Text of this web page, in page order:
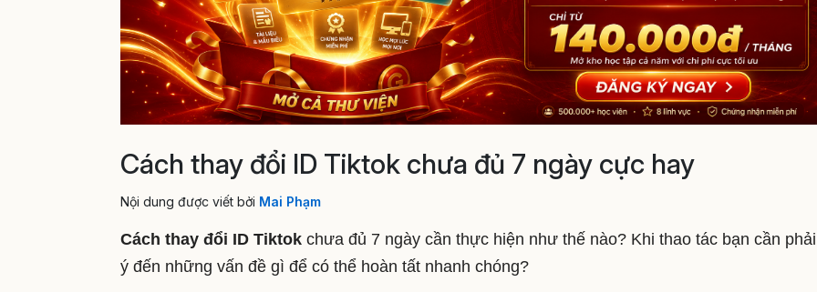
Cách thay đổi ID Tiktok chưa đủ 7 ngày cực hay
Nội dung được viết bởi Mai Phạm
Cách thay đổi ID Tiktok chưa đủ 7 ngày cần thực hiện như thế nào? Khi thao tác bạn cần
ý đến những vấn đề gì để có thể hoàn tất nhanh chóng?